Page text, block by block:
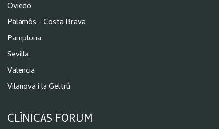
Oviedo
Palamós - Costa Brava
Pamplona
Sevilla
Valencia
Vilanova i la Geltrú
CLÍNICAS FORUM